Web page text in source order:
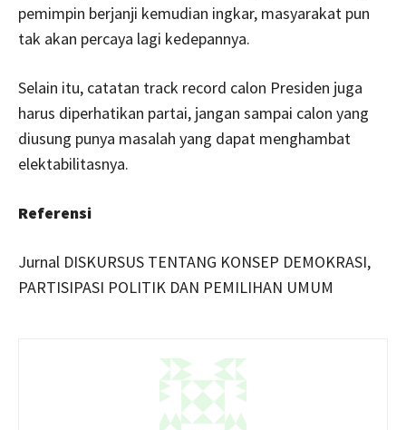
pemimpin berjanji kemudian ingkar, masyarakat pun
tak akan percaya lagi kedepannya.
Selain itu, catatan track record calon Presiden juga
harus diperhatikan partai, jangan sampai calon yang
diusung punya masalah yang dapat menghambat
elektabilitasnya.
Referensi
Jurnal DISKURSUS TENTANG KONSEP DEMOKRASI,
PARTISIPASI POLITIK DAN PEMILIHAN UMUM